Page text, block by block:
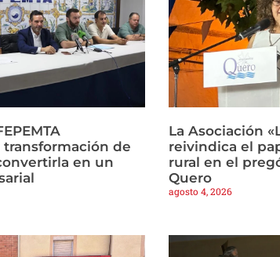
de
en un
La Asociación
reivindica el
rural en el
Quero
agosto 4, 2026